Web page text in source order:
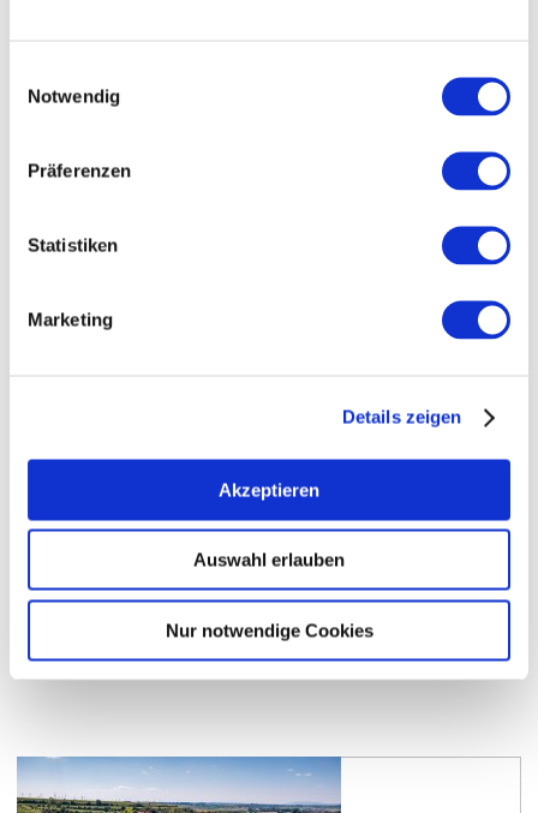
Notwendig
Präferenzen
Statistiken
Marketing
Details zeigen
Akzeptieren
Auswahl erlauben
Nur notwendige Cookies
Dautenheimer Himmelacker
Bezug auf das ehemalige Kloster Himmelgarten in
Jungfrauen und dem Heiligen Johannes geweiht und
lag in der westlichen Vorstadt Alzeys.
erstmalig urkundlich erwähnt. Vom Kloster sind keine